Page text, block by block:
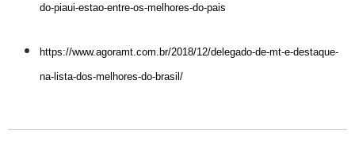
do-piaui-estao-entre-os-melhores-do-pais
https://www.agoramt.com.br/2018/12/delegado-de-mt-e-destaque-
na-lista-dos-melhores-do-brasil/